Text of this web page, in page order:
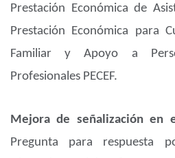
Prestación Económica de
Prestación Económica para
Familiar y Apoyo a
Profesionales PECEF.
Mejora de señalización en
Pregunta para respuesta